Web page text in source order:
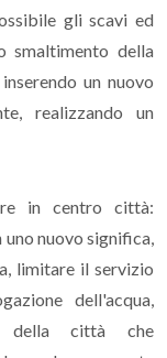
gli scavi ed
smaltimento della
un nuovo
realizzando un
in centro città:
nuovo significa,
limitare il servizio
dell'acqua,
della città che